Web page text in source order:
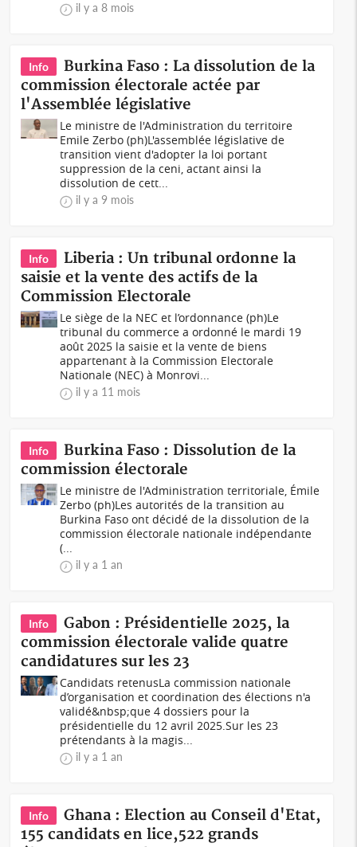
il y a 8 mois
Info
Burkina Faso : La dissolution de la
commission électorale actée par
l'Assemblée législative
Le ministre de l'Administration du territoire
Emile Zerbo (ph)L'assemblée législative de
transition vient d'adopter la loi portant
suppression de la ceni, actant ainsi la
dissolution de cett...
il y a 9 mois
Info
Liberia : Un tribunal ordonne la
saisie et la vente des actifs de la
Commission Electorale
Le siège de la NEC et l’ordonnance (ph)Le
tribunal du commerce a ordonné le mardi 19
août 2025 la saisie et la vente de biens
appartenant à la Commission Electorale
Nationale (NEC) à Monrovi...
il y a 11 mois
Info
Burkina Faso : Dissolution de la
commission électorale
Le ministre de l'Administration territoriale, Émile
Zerbo (ph)Les autorités de la transition au
Burkina Faso ont décidé de la dissolution de la
commission électorale nationale indépendante
(...
il y a 1 an
Info
Gabon : Présidentielle 2025, la
commission électorale valide quatre
candidatures sur les 23
Candidats retenusLa commission nationale
d’organisation et coordination des élections n'a
validé&nbsp;que 4 dossiers pour la
présidentielle du 12 avril 2025.Sur les 23
prétendants à la magis...
il y a 1 an
Info
Ghana : Election au Conseil d'Etat,
155 candidats en lice,522 grands